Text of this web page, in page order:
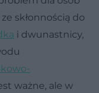
skłonnością do
i dwunastnicy,
ważne, ale w